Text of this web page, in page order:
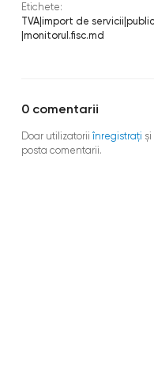
Etichete:
TVA| import de servicii
monitorul.fisc.md
0 comentarii
Doar utilizatorii înregistraţi şi
posta comentarii.